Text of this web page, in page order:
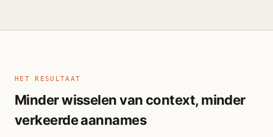
HET RESULTAAT
Minder wisselen van context, minder
verkeerde aannames